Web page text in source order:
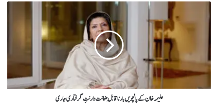
علیمہ خان کے پانچویں بار ناقابلِ ضمانت وارنٹِ گرفتاری جاری